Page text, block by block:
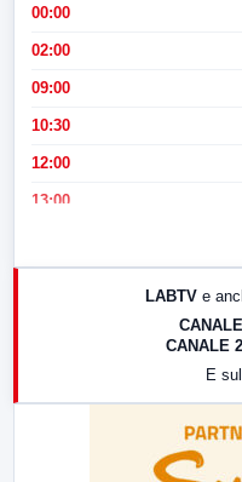
00:00
02:00
09:00
10:30
12:00
13:00
LABTV e
CANALE
E